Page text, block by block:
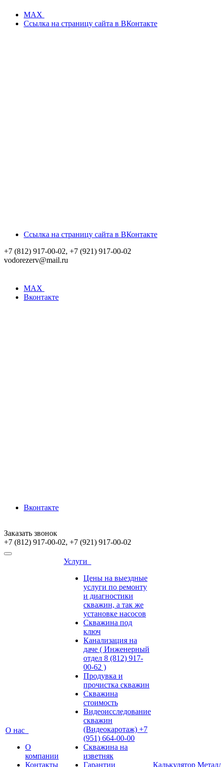
MAX
Ссылка на страницу сайта в ВКонтакте
Ссылка на страницу сайта в ВКонтакте
+7 (812) 917-00-02, +7 (921) 917-00-02
vodorezerv@mail.ru
MAX
Вконтакте
Вконтакте
Заказать звонок
+7 (812) 917-00-02, +7 (921) 917-00-02
О нас
О
компании
Контакты
Услуги
Цены на выездные
услуги по ремонту
и диагностики
скважин, а так же
установке насосов
Скважина под
ключ
Канализация на
даче ( Инженерный
отдел 8 (812) 917-
00-62 )
Продувка и
прочистка скважин
Скважина
стоимость
Видеоисследование
скважин
(Видеокаротаж) +7
(951) 664-00-00
Скважина на
изветняк
Гарантии
Калькулятор